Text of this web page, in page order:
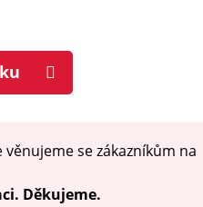
se zákazníkům na
Děkujeme.